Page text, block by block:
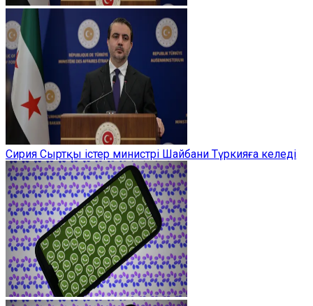
Сирия Сыртқы істер министрі Шайбани Түркияға келеді